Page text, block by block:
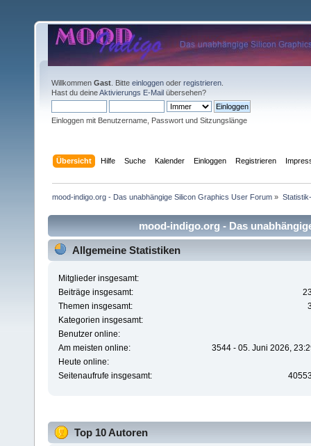
Willkommen Gast . Bitte einloggen oder registrieren
Hast du deineAktivierungs E-Mail übersehen?
Einloggen mit Benutzername, Passwort und Sitzungslänge
Übersicht Hilfe Suche Kalender Einloggen Registrieren
mood-indigo.org - Das unabhängige Silicon Graphics User Forum »
mood-indigo.org - Das
Allgemeine Statistiken
Mitglieder insgesamt:
Beiträge insgesamt:
Themen insgesamt:
Kategorien insgesamt:
Benutzer online:
Am meisten online:
3544 - 05. Juni 2026,
Heute online:
Seitenaufrufe insgesamt:
Top 10 Autoren